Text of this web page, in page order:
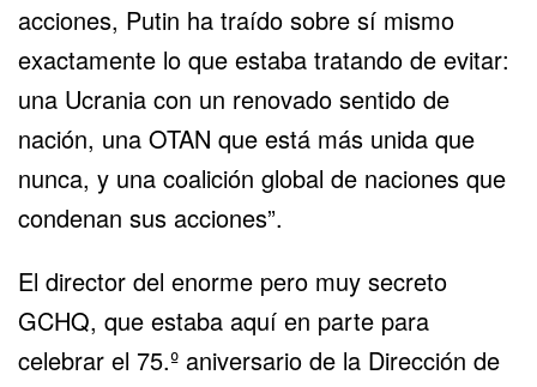
acciones, Putin ha traído sobre sí mismo
exactamente lo que estaba tratando de evitar:
una Ucrania con un renovado sentido de
nación, una OTAN que está más unida que
nunca, y una coalición global de naciones que
condenan sus acciones”.
El director del enorme pero muy secreto
GCHQ, que estaba aquí en parte para
celebrar el 75.º aniversario de la Dirección de